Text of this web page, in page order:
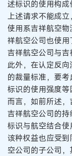
述标识的使用构
上述请求不能成
使用系吉祥航空
祥航空公司也使
吉祥航空公司与吉
此外，在认定反
的裁量标准，要
标识的使用强度
而言，如前所述
吉祥航空公司的
标识与航空结合使
该种权益也应受
空公司的子公司